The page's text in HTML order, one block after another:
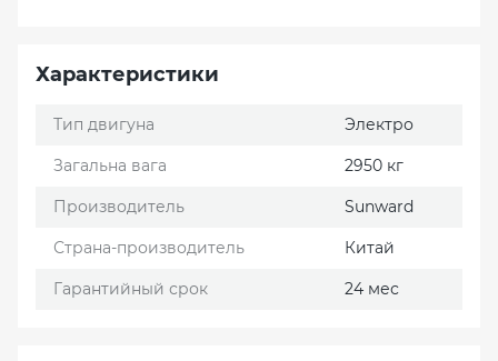
Характеристики
Тип двигуна Электро
Загальна вага 2950 кг
Производитель Sunward
Страна-производитель Китай
Гарантийный срок 24 мес